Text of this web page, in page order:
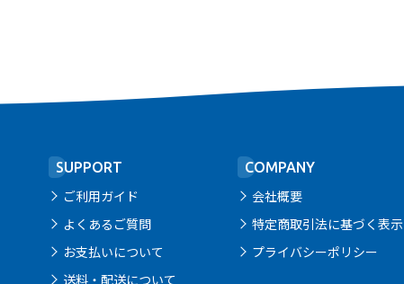
SUPPORT
ご利用ガイド
よくあるご質問
お支払いについて
送料・配送について
COMPANY
会社概要
特定商取引法に基づく表示
プライバシーポリシー